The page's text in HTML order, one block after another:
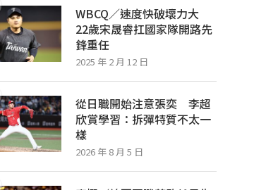
WBCQ／速度快破壞力大
22歲宋晟睿扛國家隊開路先
鋒重任
2025 年 2 月 12 日
從日職開始注意張奕 李超
欣賞學習：拆彈特質不太一
樣
2026 年 8 月 5 日